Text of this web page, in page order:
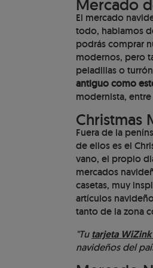
Mercado
El mercado
todo, hablamos
podrás comprar
modernos, pero
peladillas o
antiguo como
modernista,
Christmas
Fuera de la
de ellos es el
vano, el propio
mercados
casetas, muy
artículos
tanto de la zona
"Tutarjeta WiZink
navideños del